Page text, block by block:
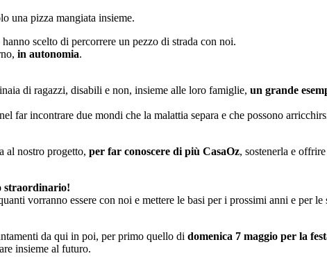
una pizza mangiata insieme.
scelto di percorrere un pezzo di strada con noi.
in autonomia.
di ragazzi, disabili e non, insieme alle loro famiglie, un grande
far incontrare due mondi che la malattia separa e che possono
al nostro progetto, per far conoscere di più CasaOz, sostenerla e
straordinario!
vorranno essere con noi e mettere le basi per i prossimi anni e per le
da qui in poi, per primo quello di domenica 7 maggio per la
insieme al futuro.